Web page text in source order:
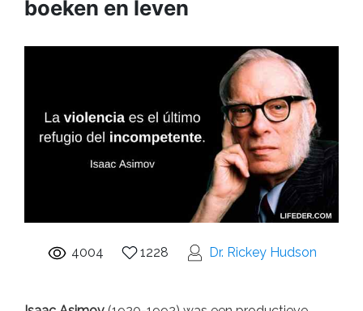
boeken en leven
4004 1228 Dr. Rickey Hudson